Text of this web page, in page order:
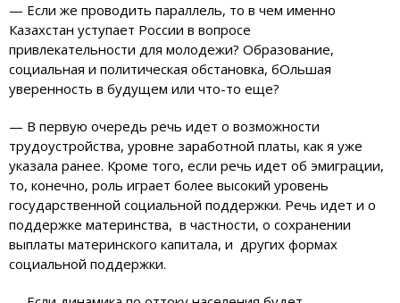
— Если же проводить параллель, то в чем именно
Казахстан уступает России в вопросе
привлекательности для молодежи? Образование,
социальная и политическая обстановка, бОльшая
уверенность в будущем или что-то еще?
— В первую очередь речь идет о возможности
трудоустройства, уровне заработной платы, как я уже
указала ранее. Кроме того, если речь идет об эмиграции,
то, конечно, роль играет более высокий уровень
государственной социальной поддержки. Речь идет и о
поддержке материнства, в частности, о сохранении
выплаты материнского капитала, и других формах
социальной поддержки.